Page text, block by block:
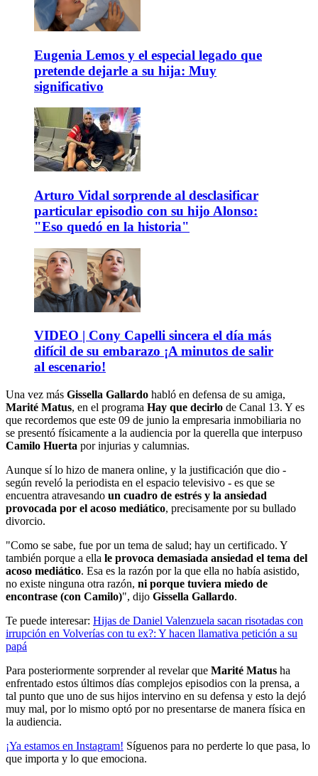
Eugenia Lemos y el especial legado que
pretende dejarle a su hija: Muy
significativo
Arturo Vidal sorprende al desclasificar
particular episodio con su hijo Alonso:
"Eso quedó en la historia"
VIDEO | Cony Capelli sincera el día más
difícil de su embarazo ¡A minutos de salir
al escenario!
Una vez más Gissella Gallardo habló en defensa de su amiga,
Marité Matus, en el programa Hay que decirlo de Canal 13. Y es
que recordemos que este 09 de junio la empresaria inmobiliaria no
se presentó físicamente a la audiencia por la querella que interpuso
Camilo Huerta por injurias y calumnias.
Aunque sí lo hizo de manera online, y la justificación que dio -
según reveló la periodista en el espacio televisivo - es que se
encuentra atravesando un cuadro de estrés y la ansiedad
provocada por el acoso mediático, precisamente por su bullado
divorcio.
"Como se sabe, fue por un tema de salud; hay un certificado. Y
también porque a ella le provoca demasiada ansiedad el tema del
acoso mediático. Esa es la razón por la que ella no había asistido,
no existe ninguna otra razón, ni porque tuviera miedo de
encontrase (con Camilo)", dijo Gissella Gallardo.
Te puede interesar: Hijas de Daniel Valenzuela sacan risotadas con
irrupción en Volverías con tu ex?: Y hacen llamativa petición a su
papá
Para posteriormente sorprender al revelar que Marité Matus ha
enfrentado estos últimos días complejos episodios con la prensa, a
tal punto que uno de sus hijos intervino en su defensa y esto la dejó
muy mal, por lo mismo optó por no presentarse de manera física en
la audiencia.
¡Ya estamos en Instagram! Síguenos para no perderte lo que pasa, lo
que importa y lo que emociona.